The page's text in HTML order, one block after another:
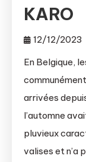
KARO
12/12/2023
En Belgique,
arrivées
l’automne
pluvieux
valises et n’a